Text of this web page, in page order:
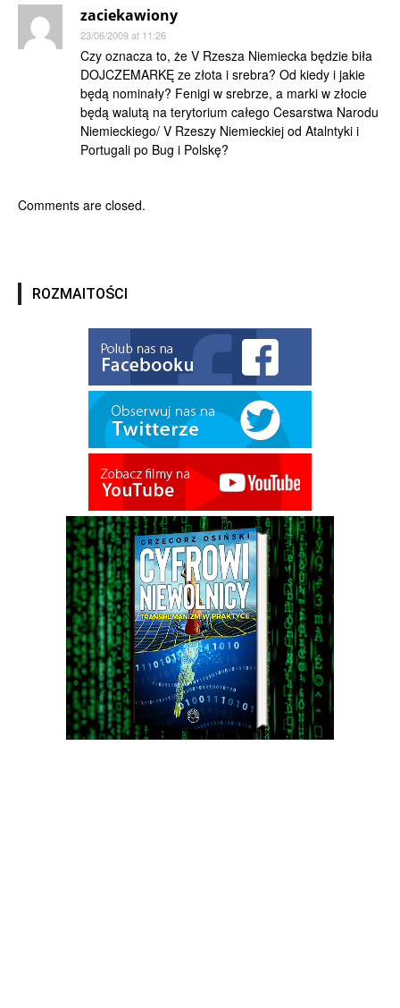
zaciekawiony
23/06/2009 at 11:26
Czy oznacza to, że V Rzesza Niemiecka będzie biła
DOJCZEMARKĘ ze złota i srebra? Od kiedy i jakie
będą nominały? Fenigi w srebrze, a marki w złocie
będą walutą na terytorium całego Cesarstwa Narodu
Niemieckiego/ V Rzeszy Niemieckiej od Atalntyki i
Portugali po Bug i Polskę?
Comments are closed.
ROZMAITOŚCI